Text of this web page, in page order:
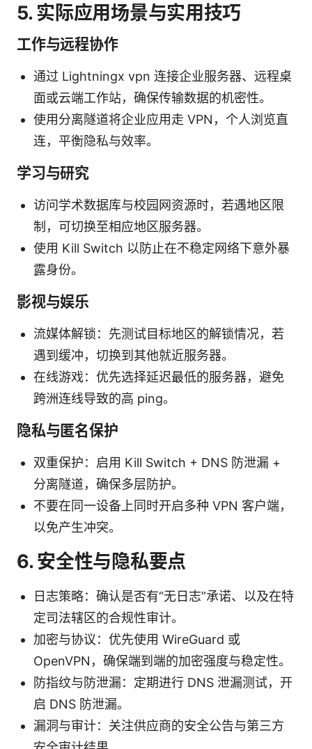
5. 实际应用场景与实用技巧
工作与远程协作
通过 Lightningx vpn 连接企业服务器、远程桌
面或云端工作站，确保传输数据的机密性。
使用分离隧道将企业应用走 VPN，个人浏览直
连，平衡隐私与效率。
学习与研究
访问学术数据库与校园网资源时，若遇地区限
制，可切换至相应地区服务器。
使用 Kill Switch 以防止在不稳定网络下意外暴
露身份。
影视与娱乐
流媒体解锁：先测试目标地区的解锁情况，若
遇到缓冲，切换到其他就近服务器。
在线游戏：优先选择延迟最低的服务器，避免
跨洲连线导致的高 ping。
隐私与匿名保护
双重保护：启用 Kill Switch + DNS 防泄漏 +
分离隧道，确保多层防护。
不要在同一设备上同时开启多种 VPN 客户端，
以免产生冲突。
6. 安全性与隐私要点
日志策略：确认是否有“无日志”承诺、以及在特
定司法辖区的合规性审计。
加密与协议：优先使用 WireGuard 或
OpenVPN，确保端到端的加密强度与稳定性。
防指纹与防泄漏：定期进行 DNS 泄漏测试，开
启 DNS 防泄漏。
漏洞与审计：关注供应商的安全公告与第三方